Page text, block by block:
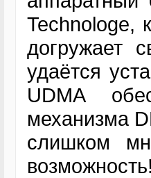
Technologe,
догружает
удаётся
UDMA
механизма
слишком